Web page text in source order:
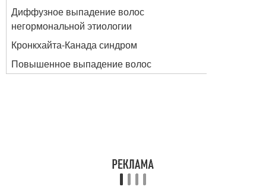
Диффузное выпадение волос
негормональной этиологии
Кронкхайта-Канада синдром
Повышенное выпадение волос